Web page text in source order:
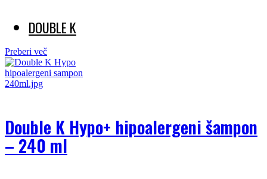
DOUBLE K
Preberi več
Double K Hypo+ hipoalergeni šampon
– 240 ml